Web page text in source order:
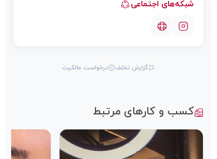
شبکه‌های اجتماعی
گزارش تخلف درخواست مالکیت
کسب و کارهای مرتبط